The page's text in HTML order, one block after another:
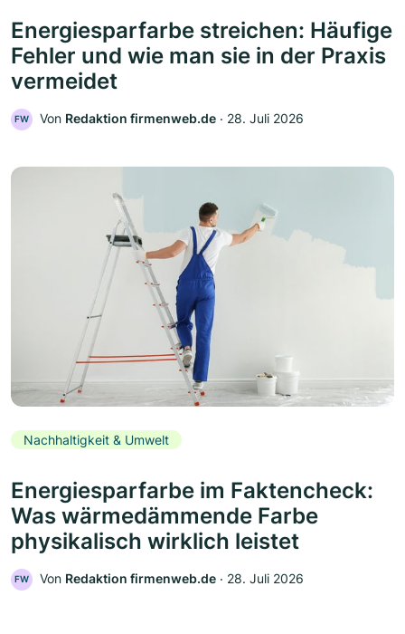
Energiesparfarbe streichen: Häufige
Fehler und wie man sie in der Praxis
vermeidet
FW Von Redaktion firmenweb.de ‧ 28. Juli 2026
Nachhaltigkeit & Umwelt
Energiesparfarbe im Faktencheck:
Was wärmedämmende Farbe
physikalisch wirklich leistet
FW Von Redaktion firmenweb.de ‧ 28. Juli 2026